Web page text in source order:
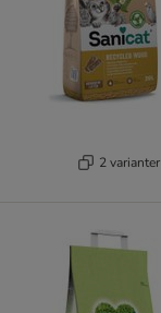
2 varianter